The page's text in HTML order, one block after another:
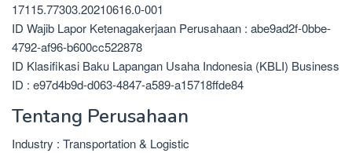
17115.77303.20210616.0-001
ID Wajib Lapor Ketenagakerjaan Perusahaan : abe9ad2f-0bbe-
4792-af96-b600cc522878
ID Klasifikasi Baku Lapangan Usaha Indonesia (KBLI) Business
ID : e97d4b9d-d063-4847-a589-a15718ffde84
Tentang Perusahaan
Industry : Transportation & Logistic